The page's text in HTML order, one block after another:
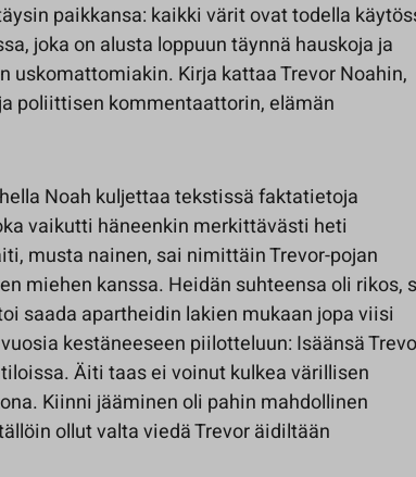
paikkansa: kaikki värit ovat todella
joka on alusta loppuun täynnä hauskoja ja
uskomattomiakin. Kirja kattaa Trevor Noahin,
poliittisen kommentaattorin, elämän
Noah kuljettaa tekstissä faktatietoja
vaikutti häneenkin merkittävästi heti
musta nainen, sai nimittäin Trevor-pojan
miehen kanssa. Heidän suhteensa oli rikos,
saada apartheidin lakien mukaan jopa viisi
kestäneeseen piilotteluun: Isäänsä
Äiti taas ei voinut kulkea värillisen
Kiinni jääminen oli pahin mahdollinen
ollut valta viedä Trevor äidiltään